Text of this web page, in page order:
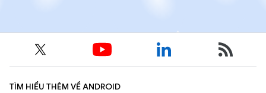
TÌM HIỂU THÊM VỀ ANDROID